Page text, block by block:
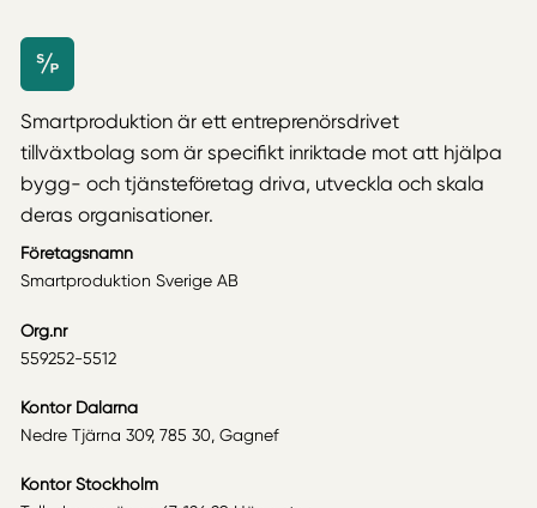
Smartproduktion är ett entreprenörsdrivet
tillväxtbolag som är specifikt inriktade mot att hjälpa
bygg- och tjänsteföretag driva, utveckla och skala
deras organisationer.
Företagsnamn
Smartproduktion Sverige AB
Org.nr
559252-5512
Kontor Dalarna
Nedre Tjärna 309, 785 30, Gagnef
Kontor Stockholm